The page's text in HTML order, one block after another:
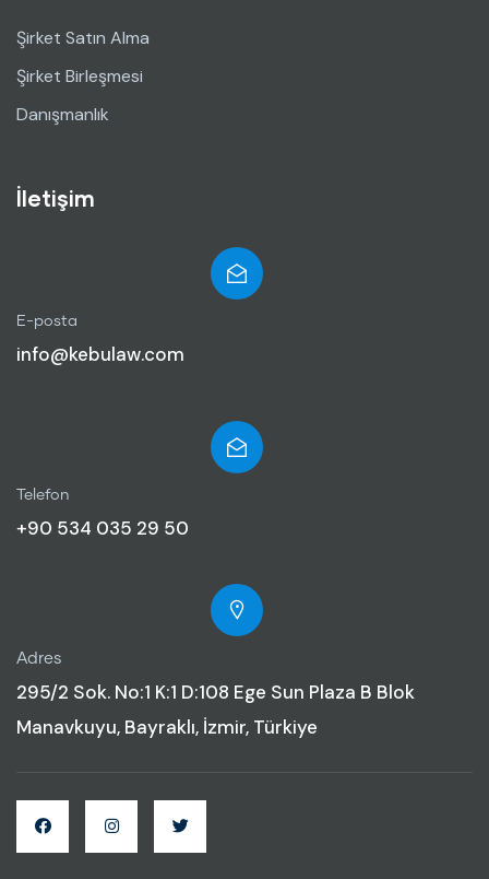
Şirket Satın Alma
Şirket Birleşmesi
Danışmanlık
İletişim
E-posta
info@kebulaw.com
Telefon
+90 534 035 29 50
Adres
295/2 Sok. No:1 K:1 D:108 Ege Sun Plaza B Blok
Manavkuyu, Bayraklı, İzmir, Türkiye